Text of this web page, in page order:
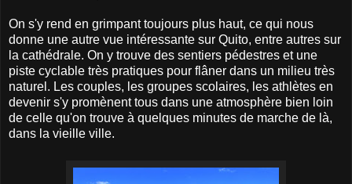
On s'y rend en grimpant toujours plus haut, ce qui nous
donne une autre vue intéressante sur Quito, entre autres sur
la cathédrale. On y trouve des sentiers pédestres et une
piste cyclable très pratiques pour flâner dans un milieu très
naturel. Les couples, les groupes scolaires, les athlètes en
devenir s'y promènent tous dans une atmosphère bien loin
de celle qu'on trouve à quelques minutes de marche de là,
dans la vieille ville.